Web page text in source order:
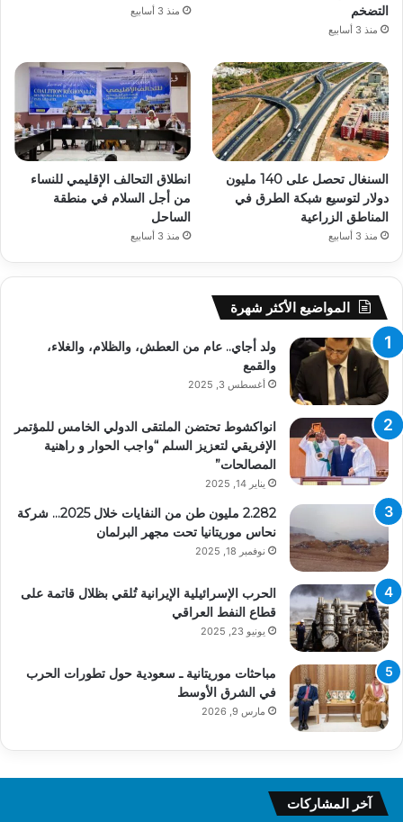
التضخم
منذ 3 أسابيع
منذ 3 أسابيع
السنغال تحصل على 140 مليون
دولار لتوسيع شبكة الطرق في
المناطق الزراعية
منذ 3 أسابيع
انطلاق التحالف الإقليمي للنساء
من أجل السلام في منطقة
الساحل
منذ 3 أسابيع
المواضيع الأكثر شهرة
ولد أجاي.. عام من العطش، والظلام، والغلاء،
والقمع
أغسطس 3, 2025
انواكشوط تحتضن الملتقى الدولي الخامس للمؤتمر
الإفريقي لتعزيز السلم “واجب الحوار و راهنية
المصالحات”
يناير 14, 2025
2.282 مليون طن من النفايات خلال 2025… شركة
نحاس موريتانيا تحت مجهر البرلمان
نوفمبر 18, 2025
الحرب الإسرائيلية الإيرانية تُلقي بظلال قاتمة على
قطاع النفط العراقي
يونيو 23, 2025
مباحثات موريتانية ـ سعودية حول تطورات الحرب
في الشرق الأوسط
مارس 9, 2026
آخر المشاركات